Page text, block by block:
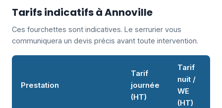
Tarifs indicatifs à Annoville
Ces fourchettes sont indicatives. Le serrurier vous
communiquera un devis précis avant toute intervention.
Prestation
Tarif
journée
(HT)
Tarif
nuit /
WE
(HT)